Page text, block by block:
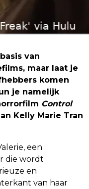
van
maar laat je
komen
je namelijk
Control
Kelly Marie Tran
een
die wordt
en
van haar